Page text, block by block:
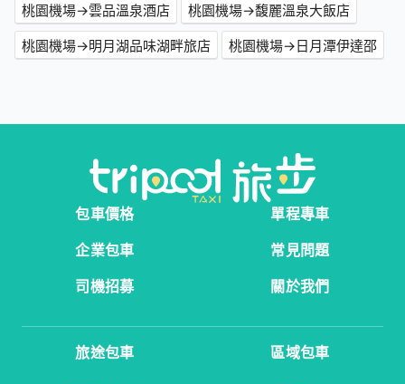
桃園機場→雲品溫泉酒店
桃園機場→馥麗溫泉大飯店
桃園機場→明月湖品味湖畔旅店
桃園機場→日月潭伊達邵
包車價格
單程專車
企業包車
常見問題
司機招募
關於我們
旅途包車 區域包車